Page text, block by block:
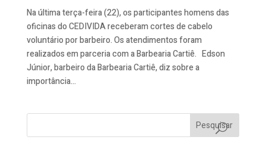
Na última terça-feira (22), os participantes homens das
oficinas do CEDIVIDA receberam cortes de cabelo
voluntário por barbeiro. Os atendimentos foram
realizados em parceria com a Barbearia Cartiê. Edson
Júnior, barbeiro da Barbearia Cartiê, diz sobre a
importância...
Pesquisar